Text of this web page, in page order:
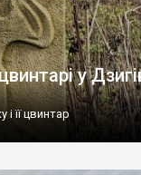
у
її цвинтар